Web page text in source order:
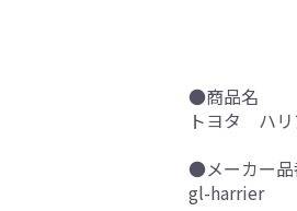
●商品名
トヨタ ハリ
●メーカー品
gl-harrier